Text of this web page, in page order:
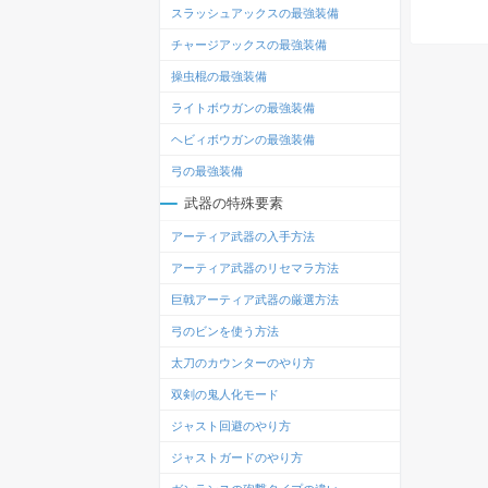
スラッシュアックスの最強装備
チャージアックスの最強装備
操虫棍の最強装備
ライトボウガンの最強装備
ヘビィボウガンの最強装備
弓の最強装備
武器の特殊要素
アーティア武器の入手方法
アーティア武器のリセマラ方法
巨戟アーティア武器の厳選方法
弓のビンを使う方法
太刀のカウンターのやり方
双剣の鬼人化モード
ジャスト回避のやり方
ジャストガードのやり方